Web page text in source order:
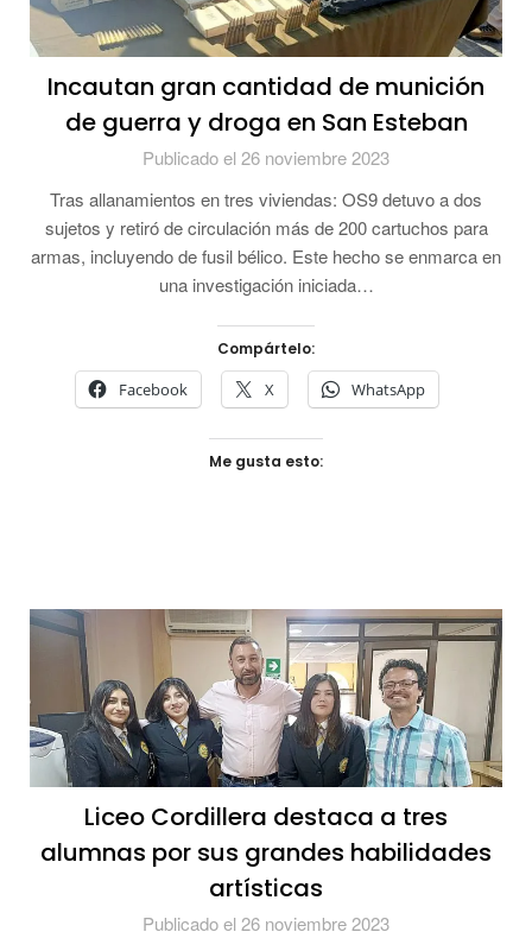
Incautan gran cantidad de munición
de guerra y droga en San Esteban
Publicado el 26 noviembre 2023
Tras allanamientos en tres viviendas: OS9 detuvo a dos
sujetos y retiró de circulación más de 200 cartuchos para
armas, incluyendo de fusil bélico. Este hecho se enmarca en
una investigación iniciada…
Compártelo:
Facebook X WhatsApp
Me gusta esto:
Liceo Cordillera destaca a tres
alumnas por sus grandes habilidades
artísticas
Publicado el 26 noviembre 2023